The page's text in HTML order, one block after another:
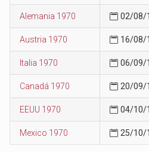
Alemania 1970 02/08/
Austria 1970 16/08/
Italia 1970 06/09/
Canadá 1970 20/09/
EEUU 1970 04/10/
Mexico 1970 25/10/